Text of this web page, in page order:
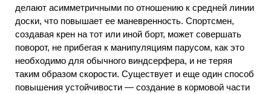
делают асимметричными по отношению к средней линии
доски, что повышает ее маневренность. Спортсмен,
создавая крен на тот или иной борт, может совершать
поворот, не прибегая к манипуляциям парусом, как это
необходимо для обычного виндсерфера, и не теряя
таким образом скорости. Существует и еще один способ
повышения устойчивости — создание в кормовой части